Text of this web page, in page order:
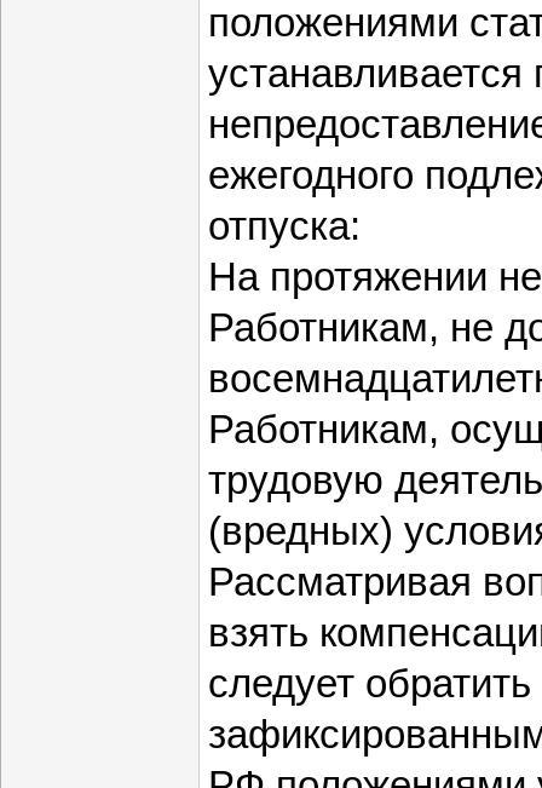
положениями
ежегодного
отпуска:
На протяжении
Работникам, не
Работникам,
трудовую
(вредных)
Рассматривая
взять
следует